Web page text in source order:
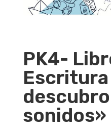
PK4-
Escritura
sonidos»